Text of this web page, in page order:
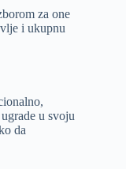
za one
i ukupnu
u svoju
da